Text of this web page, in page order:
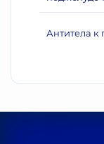
Антитела к